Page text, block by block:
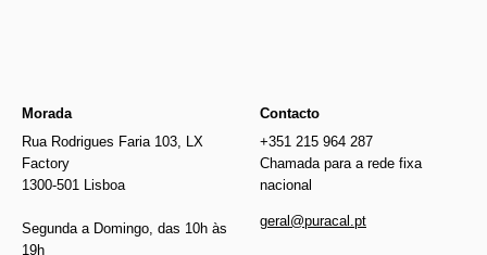
Morada
Rua Rodrigues Faria 103, LX
Factory
1300-501 Lisboa
Segunda a Domingo, das 10h às
19h
Contacto
+351 215 964 287
Chamada para a rede fixa
nacional
geral@puracal.pt